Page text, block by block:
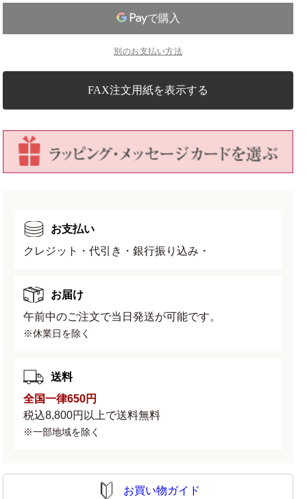
ン
全
No.664
の
数
ら
す
ン
全
長
No.664
の
や
す
別のお支払い方法
FAX注文用紙を表示する
お支払い
クレジット・代引き・銀行振り込み・
お届け
午前中のご注文で当日発送が可能です。
※休業日を除く
送料
全国一律650円
税込8,800円以上で送料無料
※一部地域を除く
お買い物ガイド